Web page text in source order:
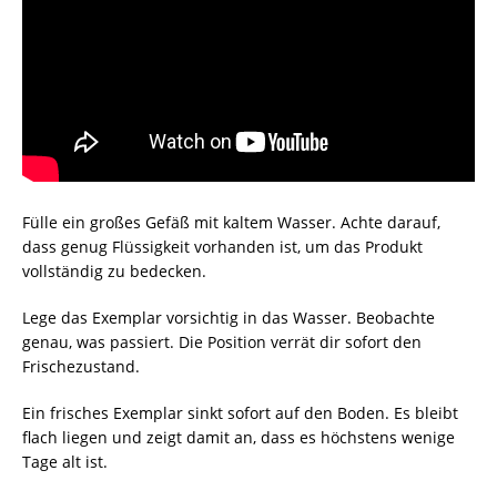
Fülle ein großes Gefäß mit kaltem Wasser. Achte darauf,
dass genug Flüssigkeit vorhanden ist, um das Produkt
vollständig zu bedecken.
Lege das Exemplar vorsichtig in das Wasser. Beobachte
genau, was passiert. Die Position verrät dir sofort den
Frischezustand.
Ein frisches Exemplar sinkt sofort auf den Boden. Es bleibt
flach liegen und zeigt damit an, dass es höchstens wenige
Tage alt ist.